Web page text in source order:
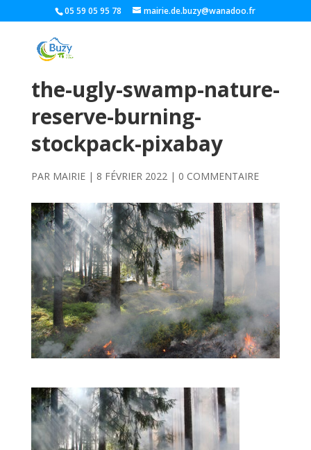
05 59 05 95 78 mairie.de.buzy@wanadoo.fr
the-ugly-swamp-nature-
reserve-burning-
stockpack-pixabay
PAR MAIRIE| 8 FÉVRIER 2022| 0 COMMENTAIRE